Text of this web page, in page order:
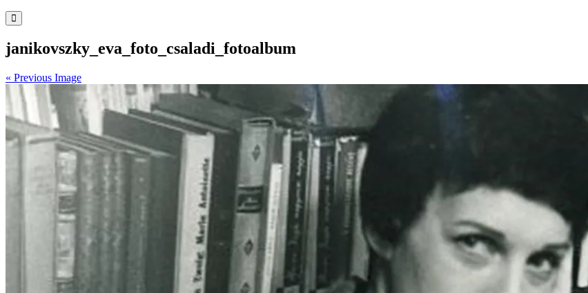
janikovszky_eva_foto_csaladi_fotoalbum
« Previous Image